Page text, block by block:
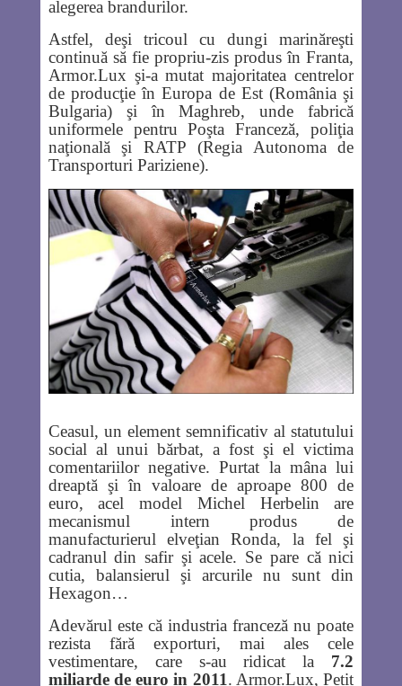
alegerea brandurilor.
Astfel, deşi tricoul cu dungi marinăreşti
continuă să fie propriu-zis produs în Franta,
Armor.Lux şi-a mutat majoritatea centrelor
de producţie în Europa de Est (România şi
Bulgaria) şi în Maghreb, unde fabrică
uniformele pentru Poşta Franceză, poliţia
naţională şi RATP (Regia Autonoma de
Transporturi Pariziene).
Ceasul, un element semnificativ al statutului
social al unui bărbat, a fost şi el victima
comentariilor negative. Purtat la mâna lui
dreaptă şi în valoare de aproape 800 de
euro, acel model Michel Herbelin are
mecanismul intern produs de
manufacturierul elveţian Ronda, la fel şi
cadranul din safir şi acele. Se pare că nici
cutia, balansierul şi arcurile nu sunt din
Hexagon…
Adevărul este că industria franceză nu poate
rezista fără exporturi, mai ales cele
vestimentare, care s-au ridicat la 7.2
miliarde de euro in 2011. Armor.Lux, Petit